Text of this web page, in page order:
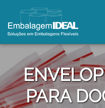
PARA